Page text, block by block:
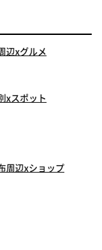
辺xグルメ
xスポット
周辺xショップ